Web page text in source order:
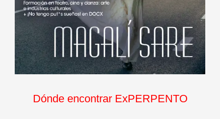
Dónde encontrar ExPERPENTO